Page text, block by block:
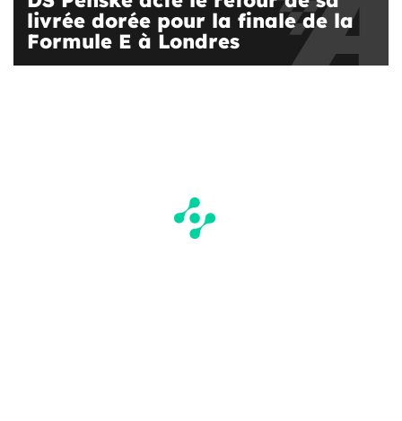
livrée dorée pour la finale de la
Formule E à Londres